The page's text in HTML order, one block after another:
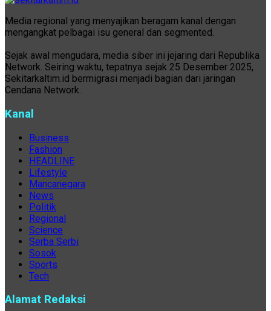
Media regional yang menyajikan beragam kanal dengan
mengangkat pelbagai isu general dan segmented.
Sejak awal mengudara, media siber ini jejaring dari Republika
Network. Seiring waktu, tepatnya sejak 25 Desember 2025,
Sekitarkaltim.id bermigrasi menjadi bagian dari jaringan
Cendana Network.
Kanal
Business
Fashion
HEADLINE
Lifestyle
Mancanegara
News
Politik
Regional
Science
Serba Serbi
Sosok
Sports
Tech
Alamat Redaksi